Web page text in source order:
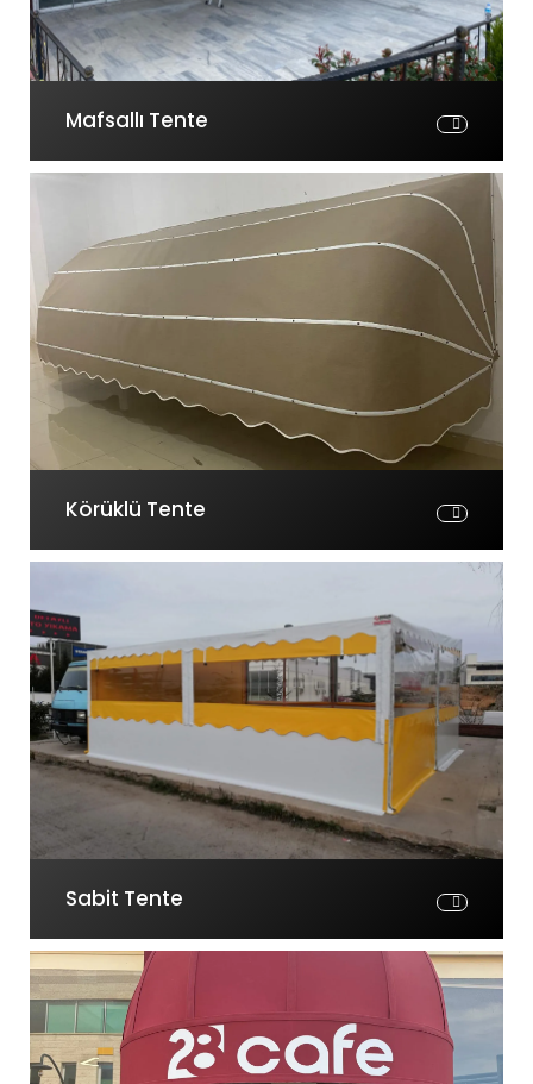
Mafsallı Tente
Körüklü Tente
Sabit Tente